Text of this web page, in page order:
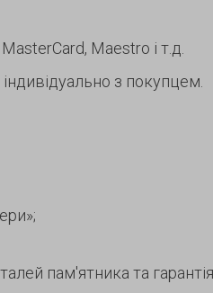
Maestro і т.д.
з покупцем.
пам'ятника та